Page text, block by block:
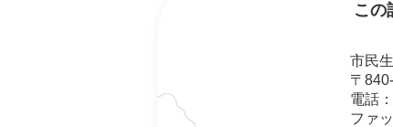
この
市民
〒
電話
ファ